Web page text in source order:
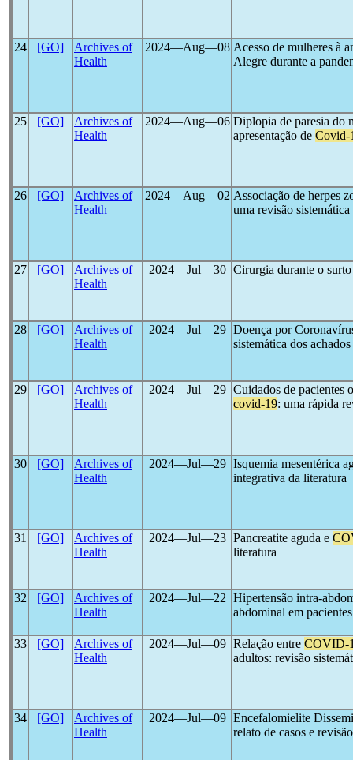
24 [GO]
Archives of
Health
2024―Aug―08 Acesso de mulheres à
Alegre durante a
25 [GO]
Archives of
Health
2024―Aug―06 Diplopia de paresia do
apresentação de Covid-
26 [GO]
Archives of
Health
2024―Aug―02 Associação de herpes
uma revisão sistemática
27 [GO]
Archives of
Health
2024―Jul―30 Cirurgia durante o
28 [GO]
Archives of
Health
2024―Jul―29 Doença por
sistemática dos
29 [GO]
Archives of
Health
2024―Jul―29 Cuidados de pacientes
covid-19: uma rápida
30 [GO]
Archives of
Health
2024―Jul―29 Isquemia mesentérica
integrativa da literatura
31 [GO]
Archives of
Health
2024―Jul―23 Pancreatite aguda e
literatura
32 [GO]
Archives of
Health
2024―Jul―22 Hipertensão intra-
abdominal em
33 [GO]
Archives of
Health
2024―Jul―09 Relação entre COVID-
adultos: revisão
34 [GO]
Archives of
Health
2024―Jul―09 Encefalomielite
relato de casos e